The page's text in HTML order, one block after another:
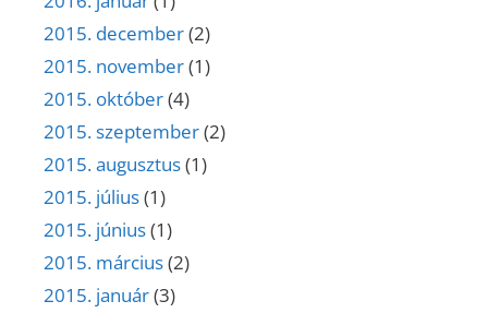
2015. december(2)
2015. november(1)
2015. október(4)
2015. szeptember(2)
2015. augusztus(1)
2015. július(1)
2015. június(1)
2015. március(2)
2015. január(3)